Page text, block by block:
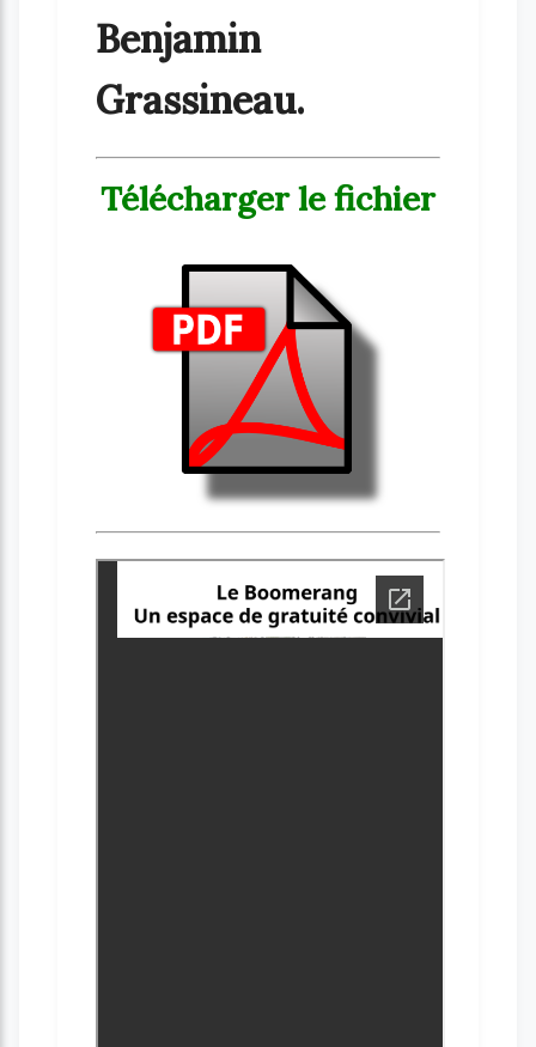
Benjamin
Grassineau.
Télécharger le fichier